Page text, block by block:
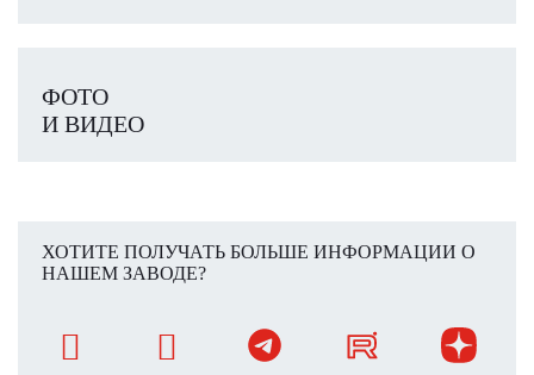
ФОТО
И ВИДЕО
ХОТИТЕ ПОЛУЧАТЬ БОЛЬШЕ ИНФОРМАЦИИ О
НАШЕМ ЗАВОДЕ?